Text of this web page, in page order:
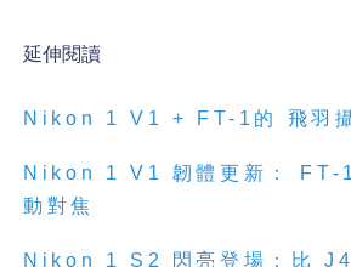
延伸閱讀
Nikon 1 V1 + FT-1 的 飛羽
Nikon 1 V1 韌體更新： FT-1
動對焦
Nikon 1 S2 閃亮登場：比